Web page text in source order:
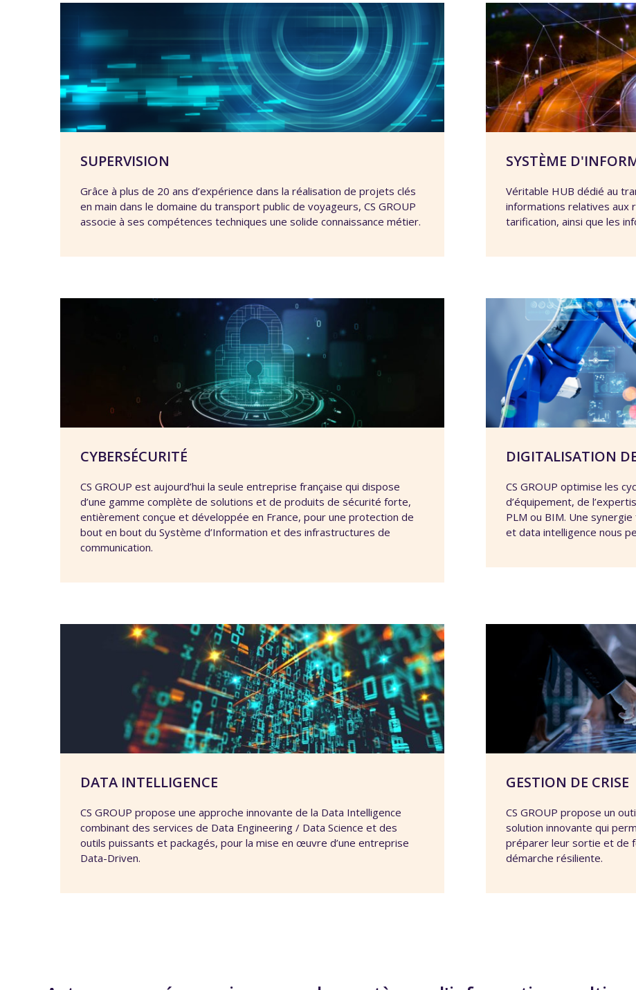
SUPERVISION
Grâce à plus de 20 ans d’expérience dans la réalisation de projets clés
en main dans le domaine du transport public de voyageurs, CS GROUP
associe à ses compétences techniques une solide connaissance métier.
SYSTÈME
Véritable HUB dédié au
informations relatives aux
tarification, ainsi que les
CYBERSÉCURITÉ
CS GROUP est aujourd’hui la seule entreprise française qui dispose
d’une gamme complète de solutions et de produits de sécurité forte,
entièrement conçue et développée en France, pour une protection de
bout en bout du Système d’Information et des infrastructures de
communication.
DIGITALISATION
CS GROUP optimise les
d’équipement, de
PLM ou BIM. Une
et data intelligence nous
DATA INTELLIGENCE
CS GROUP propose une approche innovante de la Data Intelligence
combinant des services de Data Engineering / Data Science et des
outils puissants et packagés, pour la mise en œuvre d’une entreprise
Data-Driven.
GESTION DE CRISE
CS GROUP propose un
solution innovante qui
préparer leur sortie et de
démarche résiliente.